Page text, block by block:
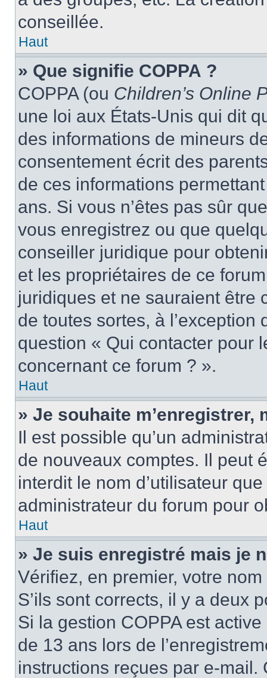
conseillée.
Haut
» Que signifie COPPA ?
COPPA (ou Children’s Online
une loi aux États-Unis qui dit
des informations de mineurs
consentement écrit des
de ces informations
ans. Si vous n’êtes pas sûr
vous enregistrez ou que
conseiller juridique pour
et les propriétaires de ce
juridiques et ne sauraient être
de toutes sortes, à
question « Qui contacter pour
concernant ce forum ? ».
Haut
» Je souhaite m’enregistrer,
Il est possible qu’un
de nouveaux comptes. Il peut
interdit le nom d’utilisateur
administrateur du forum pour
Haut
» Je suis enregistré mais je
Vérifiez, en premier, votre
S’ils sont corrects, il y a deux
Si la gestion COPPA est
de 13 ans lors de
instructions reçues par e-